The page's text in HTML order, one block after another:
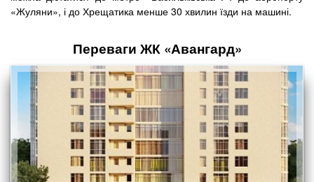
«Жуляни», і до Хрещатика менше 30 хвилин їзди на машині.
Переваги ЖК «Авангард»